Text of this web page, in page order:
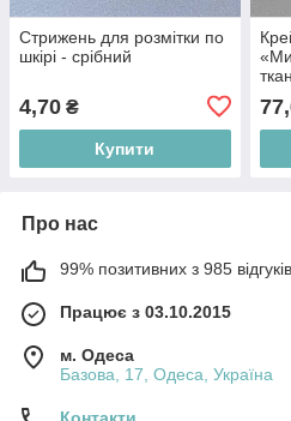
Стрижень для розмітки по
шкірі - срібний
4,70 ₴
Купити
Про нас
99% позитивних з 985
Працює з 03.10.2015
м. Одеса
Базова, 17, Одеса, Україна
Контакти